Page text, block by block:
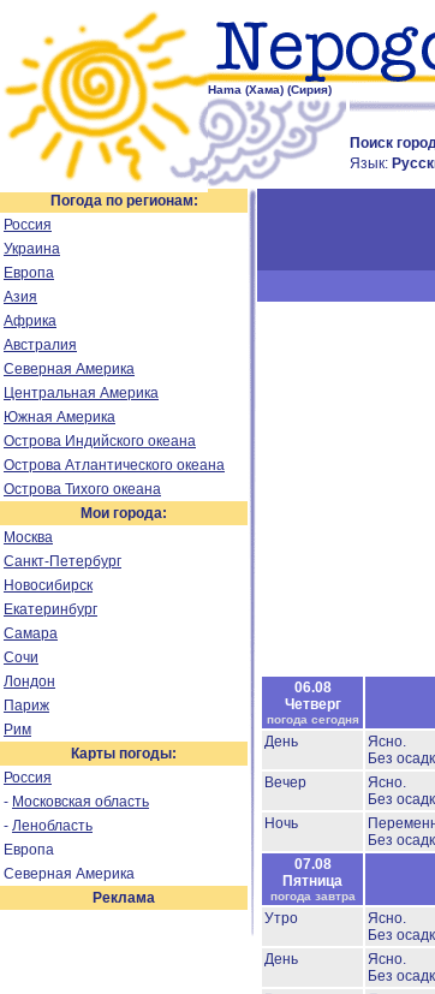
Hama (Хама) (Сирия)
Поиск
Язык:
Погода по регионам:
Россия
Украина
Европа
Азия
Африка
Австралия
Северная Америка
Центральная Америка
Южная Америка
Острова Индийского океана
Острова Атлантического океана
Острова Тихого океана
Мои города:
Москва
Санкт-Петербург
Новосибирск
Екатеринбург
Самара
Сочи
Лондон
Париж
Рим
Карты погоды:
Россия
- Московская область
- Ленобласть
Европа
Северная Америка
Реклама
06.08
Четверг
погода сегодня
День
Ясно.
Без
Вечер
Ясно.
Без
Ночь
Без
07.08
Пятница
погода завтра
Утро
Ясно.
Без
День
Ясно.
Без